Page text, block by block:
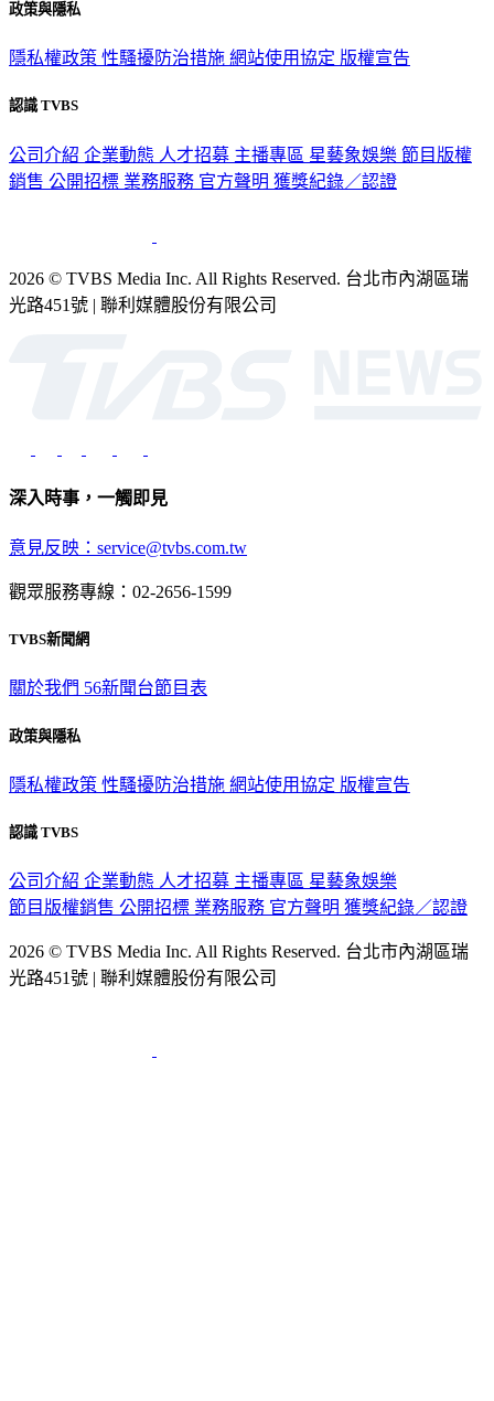
政策與隱私
隱私權政策 性騷擾防治措施 網站使用協定 版權宣告
認識 TVBS
公司介紹 企業動態 人才招募 主播專區 星藝象娛樂 節目版權
銷售 公開招標 業務服務 官方聲明 獲獎紀錄／認證
2026 © TVBS Media Inc. All Rights Reserved. 台北市內湖區瑞
光路451號 | 聯利媒體股份有限公司
深入時事，一觸即見
意見反映：service@tvbs.com.tw
觀眾服務專線：02-2656-1599
TVBS新聞網
關於我們 56新聞台節目表
政策與隱私
隱私權政策 性騷擾防治措施 網站使用協定 版權宣告
認識 TVBS
公司介紹 企業動態 人才招募 主播專區 星藝象娛樂
節目版權銷售 公開招標 業務服務 官方聲明 獲獎紀錄／認證
2026 © TVBS Media Inc. All Rights Reserved. 台北市內湖區瑞
光路451號 | 聯利媒體股份有限公司